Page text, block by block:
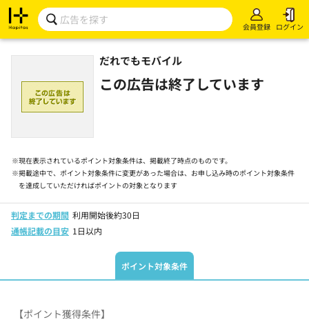
会員登録 ログイン
だれでもモバイル
この広告は終了しています
※現在表示されているポイント対象条件は、掲載終了時点のものです。
※掲載途中で、ポイント対象条件に変更があった場合は、お申し込み時のポイント対象条件
を達成していただければポイントの対象となります
判定までの期間 利用開始後約30日
通帳記載の目安 1日以内
ポイント対象条件
【ポイント獲得条件】